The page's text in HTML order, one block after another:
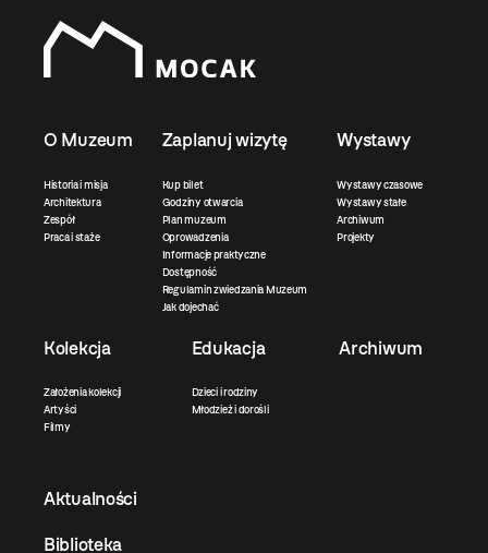
O Muzeum
Historia i misja
Architektura
Zespół
Praca i staże
Zaplanuj wizytę
Kup bilet
Godziny otwarcia
Plan muzeum
Oprowadzenia
Informacje praktyczne
Dostępność
Regulamin zwiedzania Muzeum
Jak dojechać
Wystawy
Wystawy czasowe
Wystawy stałe
Archiwum
Projekty
Kolekcja
Założenia kolekcji
Artyści
Filmy
Edukacja
Dzieci i rodziny
Młodzież i dorośli
Archiwum
Aktualności
Biblioteka